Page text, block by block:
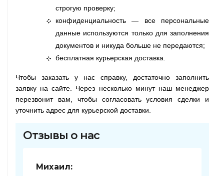
строгую проверку;
конфиденциальность — все персональные
данные используются только для заполнения
документов и никуда больше не передаются;
бесплатная курьерская доставка.
Чтобы заказать у нас справку, достаточно заполнить
заявку на сайте. Через несколько минут наш менеджер
перезвонит вам, чтобы согласовать условия сделки и
уточнить адрес для курьерской доставки.
Отзывы о нас
Михаил: